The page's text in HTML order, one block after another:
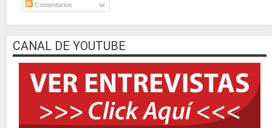
Comentarios
CANAL DE YOUTUBE